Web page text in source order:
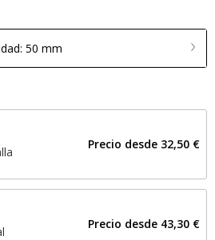
50 mm
Precio desde 32,50 €
Precio desde 43,30 €